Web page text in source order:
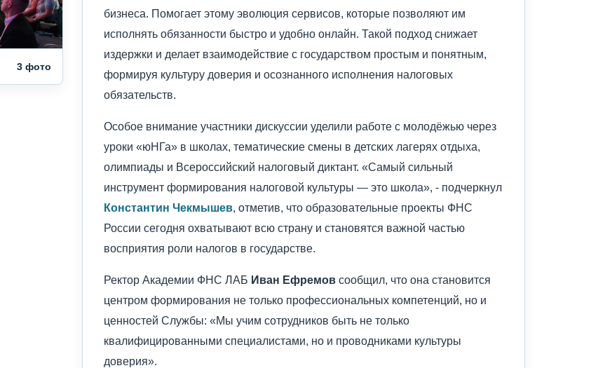
3 фото
бизнеса. Помогает этому эволюция сервисов, которые позволяют им
исполнять обязанности быстро и удобно онлайн. Такой подход снижает
издержки и делает взаимодействие с государством простым и понятным,
формируя культуру доверия и осознанного исполнения налоговых
обязательств.
Особое внимание участники дискуссии уделили работе с молодёжью через
уроки «юНГа» в школах, тематические смены в детских лагерях отдыха,
олимпиады и Всероссийский налоговый диктант. «Самый сильный
инструмент формирования налоговой культуры — это школа», - подчеркнул
Константин Чекмышев, отметив, что образовательные проекты ФНС
России сегодня охватывают всю страну и становятся важной частью
восприятия роли налогов в государстве.
Ректор Академии ФНС ЛАБ Иван Ефремовсообщил, что она становится
центром формирования не только профессиональных компетенций, но и
ценностей Службы: «Мы учим сотрудников быть не только
квалифицированными специалистами, но и проводниками культуры
доверия».